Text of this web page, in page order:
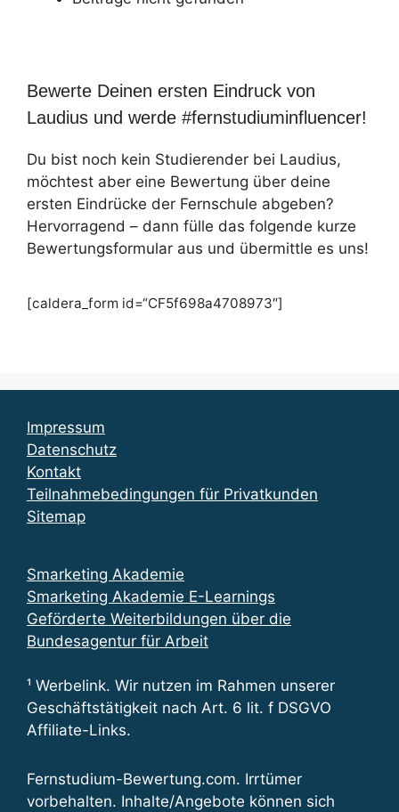
Bewerte Deinen ersten Eindruck von
Laudius und werde #fernstudiuminfluencer!
Du bist noch kein Studierender bei Laudius,
möchtest aber eine Bewertung über deine
ersten Eindrücke der Fernschule abgeben?
Hervorragend – dann fülle das folgende kurze
Bewertungsformular aus und übermittle es uns!
[caldera_form id=“CF5f698a4708973″]
Impressum
Datenschutz
Kontakt
Teilnahmebedingungen für Privatkunden
Sitemap
Smarketing Akademie
Smarketing Akademie E-Learnings
Geförderte Weiterbildungen über die
Bundesagentur für Arbeit
¹ Werbelink. Wir nutzen im Rahmen unserer
Geschäftstätigkeit nach Art. 6 lit. f DSGVO
Affiliate-Links.
Fernstudium-Bewertung.com. Irrtümer
vorbehalten. Inhalte/Angebote können sich